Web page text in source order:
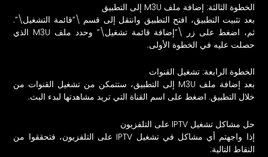
الخطوة الثالثة: إضافة ملف M3U إلى التطبيق
بعد تثبيت التطبيق، افتح التطبيق وانتقل إلى قسم \”قائمة التشغيل\”.
ثم، اضغط على زر \”إضافة قائمة تشغيل\” وحدد ملف M3U الذي
حصلت عليه في الخطوة الأولى.
الخطوة الرابعة: تشغيل القنوات
بعد إضافة ملف M3U إلى التطبيق، ستتمكن من تشغيل القنوات من
خلال التطبيق. اضغط على اسم القناة التي تريد مشاهدتها لبدء البث.
حل مشاكل تشغيل IPTV على التلفزيون
إذا واجهتم أي مشاكل في تشغيل IPTV على التلفزيون، فتحققوا من
النقاط التالية: